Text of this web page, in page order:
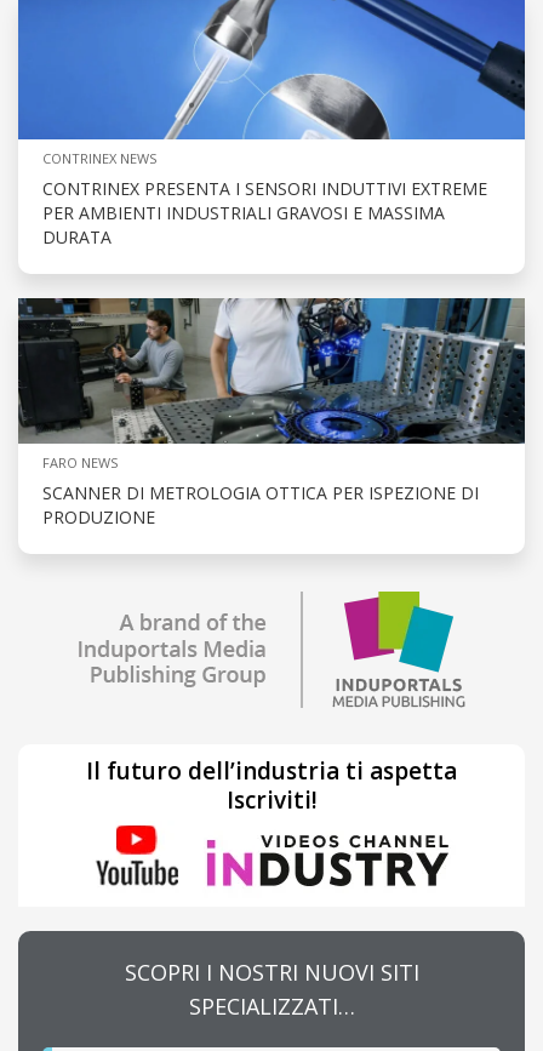
CONTRINEX NEWS
CONTRINEX PRESENTA I SENSORI INDUTTIVI EXTREME
PER AMBIENTI INDUSTRIALI GRAVOSI E MASSIMA
DURATA
FARO NEWS
SCANNER DI METROLOGIA OTTICA PER ISPEZIONE DI
PRODUZIONE
Il futuro dell’industria ti aspetta
Iscriviti!
SCOPRI I NOSTRI NUOVI SITI
SPECIALIZZATI…